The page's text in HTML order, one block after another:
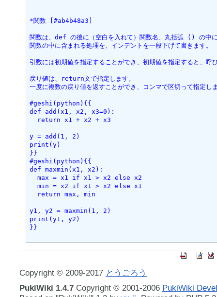
*関数 [#ab4b48a3]
関数は、def の後に（空白を入れて）関数名、丸括弧 () の
関数の中に含まれる処理を、インデントを一段下げて書きます。
引数には初期値を指定することができ、初期値を指定すると、呼
戻り値は、return文で指定します。
一度に複数の戻り値を返すことができ、コンマで区切って指定し
#geshi(python){{
def add(x1, x2, x3=0):
  return x1 + x2 + x3
y = add(1, 2)
print(y)
}}
#geshi(python){{
def maxmin(x1, x2):
  max = x1 if x1 > x2 else x2
  min = x2 if x1 > x2 else x1
  return max, min
y1, y2 = maxmin(1, 2)
print(y1, y2)
}}
Copyright © 2009-2017 とうごろう
PukiWiki 1.4.7 Copyright © 2001-2006 PukiWiki